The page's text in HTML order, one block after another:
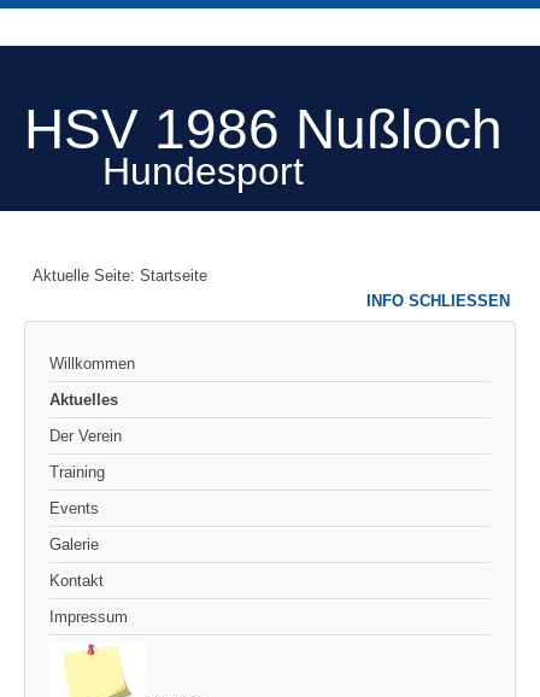
HSV 1986 Nußloch
Hundesport
Aktuelle Seite: Startseite
Willkommen
Aktuelles
Der Verein
Training
Events
Galerie
Kontakt
Impressum
INFO SCHLIESSEN